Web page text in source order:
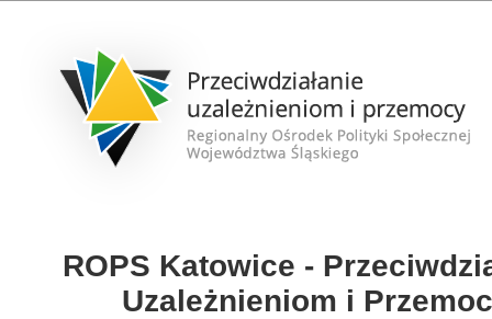
ROPS Katowice -
Uzależnieniom i